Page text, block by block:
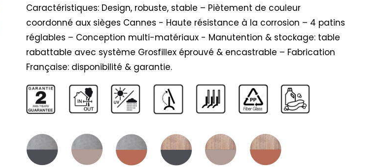
Caractéristiques: Design, robuste, stable – Piètement de couleur
coordonné aux sièges Cannes - Haute résistance à la corrosion – 4 patins
réglables – Conception multi-matériaux - Manutention & stockage: table
rabattable avec système Grosfillex éprouvé & encastrable – Fabrication
Française: disponibilité & garantie.